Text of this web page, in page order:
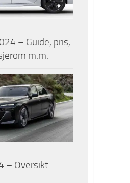
– Guide, pris,
m.m.
– Oversikt